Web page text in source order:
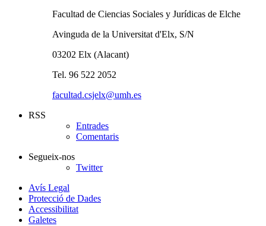
Facultad de Ciencias Sociales y Jurídicas de Elche
Avinguda de la Universitat d'Elx, S/N
03202 Elx (Alacant)
Tel. 96 522 2052
facultad.csjelx@umh.es
RSS
Entrades
Comentaris
Segueix-nos
Twitter
Avís Legal
Protecció de Dades
Accessibilitat
Galetes